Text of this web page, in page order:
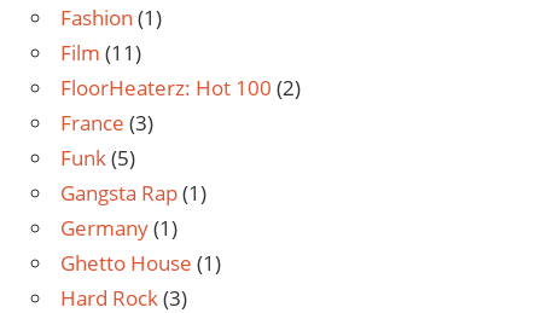
Fashion (1)
Film (11)
FloorHeaterz: Hot 100 (2)
France (3)
Funk(5)
Gangsta Rap(1)
Germany(1)
Ghetto House (1)
Hard Rock(3)